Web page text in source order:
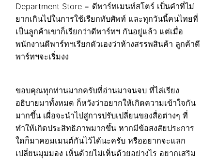
Department Store = ดีพาร์ทเมนท์สโตร์ เป็นคำที่ไม่
ยากเกินไปในการใช้เรียกทับศัพท์ และทุกวันนี้คนไทยที่
เป็นลูกค้าเขาก็เรียกว่าดีพาร์ทฯ กันอยู่แล้ว แต่เมื่อ
พนักงานดีพาร์ทฯเรียกตัวเองว่าห้างสรรพสินค้า ลูกค้าดี
พาร์ทฯจะเริ่มงง
ขอบคุณทุกท่านมากครับที่อ่านมาจนจบ ที่ไล่เรียง
อธิบายมาทั้งหมด ก็หวังว่าอยากให้เกิดความเข้าใจกัน
มากขึ้น เผื่อจะนำไปสู่การปรับเปลี่ยนของสื่อต่างๆ ที่
ทำให้เกิดประสิทธิภาพมากขึ้น หากมีข้อสงสัยประการ
ใดก็มาคอมเมนต์กันไว้ได้นะครับ หรืออยากจะแลก
เปลี่ยนมุมมอง เห็นด้วยไม่เห็นด้วยอย่างไร อยากเสริม